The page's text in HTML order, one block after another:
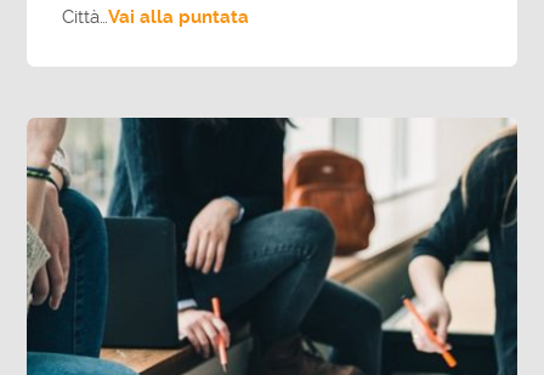
Città…Vai alla puntata